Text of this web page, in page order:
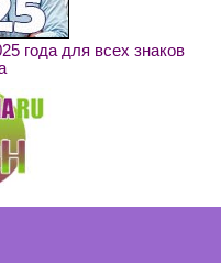
года для всех знаков